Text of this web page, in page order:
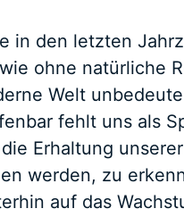
in den letzten
ohne natürliche
Welt
fehlt uns als
Erhaltung
werden, zu
auf das